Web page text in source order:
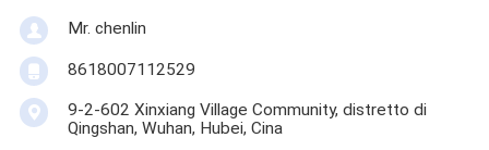
Mr. chenlin
8618007112529
9-2-602 Xinxiang Village Community, distretto di
Qingshan, Wuhan, Hubei, Cina